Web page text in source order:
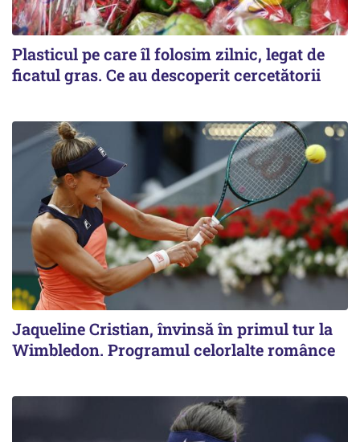
Plasticul pe care îl folosim zilnic, legat de
ficatul gras. Ce au descoperit cercetătorii
Jaqueline Cristian, învinsă în primul tur la
Wimbledon. Programul celorlalte românce